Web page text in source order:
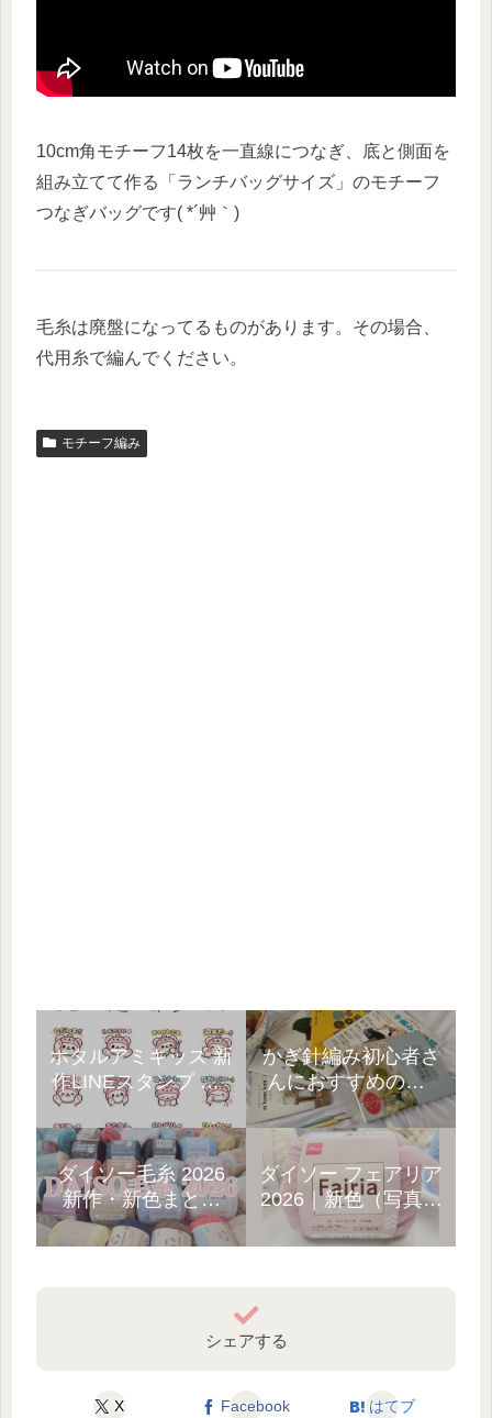
10cm角モチーフ14枚を一直線につなぎ、底と側面を
組み立てて作る「ランチバッグサイズ」のモチーフ
つなぎバッグです( *´艸｀)
毛糸は廃盤になってるものがあります。その場合、
代用糸で編んでください。
モチーフ編み
ホタルアミキッズ 新
作LINEスタンプ 第1
弾｜3種類ラインナ
ップ☆
かぎ針編み初心者さ
んにおすすめの本5
選!10年以上の経験者
が厳選
ダイソー毛糸 2026
新作・新色まとめ
「見つけたら即カ
ゴ!」
ダイソー フェアリア
2026｜新色（写真）
と、売ってない…
GETまでの話
シェアする
X Facebook はてブ